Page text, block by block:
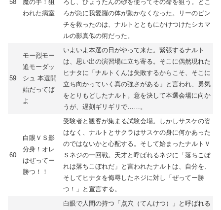
58
魔の手！狙
われた病室
ろし、ひょうたんの砂を使ってその命を狙う。とこ
ろが急に我愛羅の体が動かなくなった。リーのピン
チを救ったのは、ナルトとともにかけつけたシカマ
ルの影真似の術だった。
59
モー烈モー
追モーダッ
シュ 本選開
始だってば
よ
いよいよ本選の日がやって来た。緊張するナルト
は、思い出の演習場に立ち寄る。そこに偶然現れた
ヒナタに「ナルトくんは失敗するからこそ、そこに
立ち向かっていく真の強さがある」と言われ、勇気
をとりもどしたナルト。意を決して本選会場に向か
うが、遅刻ギリギリで……。
60
白眼ＶＳ影
分身！オレ
はぜってー
勝つ！！
受験者と観客が集まる試験会場。しかしサスケの姿
はなく、ナルトとサクラはサスケの身に何かあった
のではないかと心配する。そして始まったナルトＶ
Ｓネジの一回戦。天才と呼ばれるネジに「落ちこぼ
れは落ちこぼれだ」と言われたナルトは、自分を、
そしてヒナタを侮辱したネジに対し「ぜってー勝
つ！」と宣言する。
白眼で人間の持つ「点穴（てんけつ）」と呼ばれる